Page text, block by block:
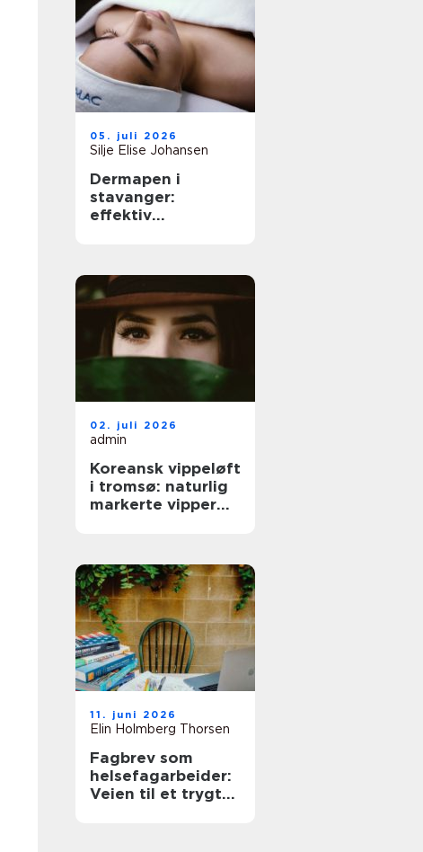
05. juli 2026
Silje Elise Johansen
Dermapen i
stavanger:
effektiv
02. juli 2026
admin
Koreansk vippeløft
i tromsø: naturlig
markerte vipper
11. juni 2026
Elin Holmberg Thorsen
Fagbrev som
helsefagarbeider:
Veien til et trygt